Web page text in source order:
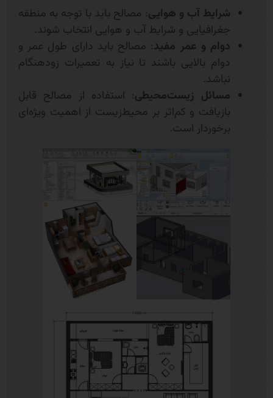
شرایط آب و هوایی: مصالح باید با توجه به منطقه
جغرافیایی و شرایط آب و هوایی انتخاب شوند.
دوام و عمر مفید: مصالح باید دارای طول عمر و
دوام بالایی باشند تا نیاز به تعمیرات زودهنگام
نباشد.
مسائل زیست‌محیطی: استفاده از مصالح قابل
بازیافت و کم‌اثر بر محیط‌زیست از اهمیت ویژه‌ای
برخوردار است.